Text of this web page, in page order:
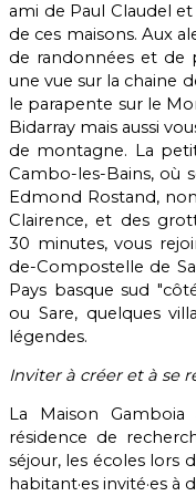
ami de Paul Claudel
de ces maisons. Aux
de randonnées et de
une vue sur la chaine
le parapente sur le
Bidarray mais aussi
de montagne. La
Cambo-les-Bains, où
Edmond Rostand,
Clairence, et des
30 minutes, vous
de-Compostelle de
Pays basque sud
ou Sare, quelques
légendes.
Inviter à créer et à se
La Maison
résidence de
séjour, les écoles lors
habitant·es invité·es à